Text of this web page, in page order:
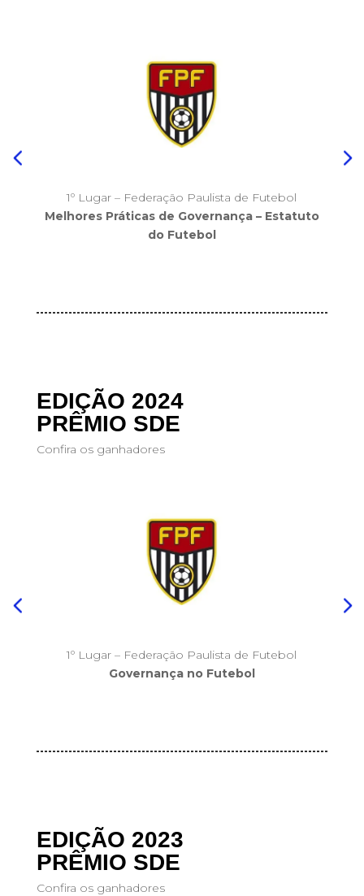
1º Lugar – Federação Paulista de Futebol
Melhores Práticas de Governança – Estatuto
do Futebol
EDIÇÃO 2024
PRÊMIO SDE
Confira os ganhadores
1º Lugar – Federação Paulista de Futebol
Governança no Futebol
EDIÇÃO 2023
PRÊMIO SDE
Confira os ganhadores